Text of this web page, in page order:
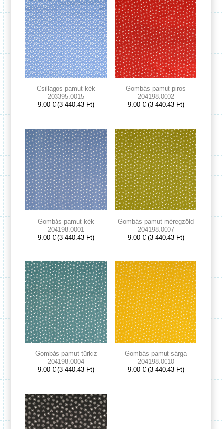
Csillagos pamut kék
203395.0015
9.00 € (3 440.43 Ft)
Gombás pamut piros
204198.0002
9.00 € (3 440.43 Ft)
Gombás pamut kék
204198.0001
9.00 € (3 440.43 Ft)
Gombás pamut méregzöld
204198.0007
9.00 € (3 440.43 Ft)
Gombás pamut türkiz
204198.0004
9.00 € (3 440.43 Ft)
Gombás pamut sárga
204198.0010
9.00 € (3 440.43 Ft)